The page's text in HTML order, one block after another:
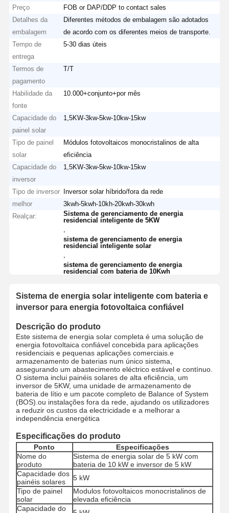
Preço
FOB or DAP/DDP to contact sales
Detalhes da
embalagem
Diferentes métodos de embalagem são adotados
de acordo com os diferentes meios de transporte.
Tempo de
entrega
5-30 dias úteis
Termos de
pagamento
T/T
Habilidade da
fonte
10.000+conjunto+por mês
Capacidade do
painel solar
1,5KW-3kw-5kw-10kw-15kw
Tipo de painel
solar
Módulos fotovoltaicos monocristalinos de alta
eficiência
Capacidade do
inversor
1,5KW-3kw-5kw-10kw-15kw
Tipo de inversor
Inversor solar híbrido/fora da rede
melhor
3kwh-5kwh-10kh-20kwh-30kwh
Realçar:
Sistema de gerenciamento de energia
residencial inteligente de 5KW
sistema de gerenciamento de energia
residencial inteligente solar
sistema de gerenciamento de energia
residencial com bateria de 10Kwh
Sistema de energia solar inteligente com bateria e
inversor para energia fotovoltaica confiável
Descrição do produto
Este sistema de energia solar completa é uma solução de
energia fotovoltaica confiável concebida para aplicações
residenciais e pequenas aplicações comerciais.e
armazenamento de baterias num único sistema,
assegurando um abastecimento eléctrico estável e contínuo.
O sistema inclui painéis solares de alta eficiência, um
inversor de 5KW, uma unidade de armazenamento de
bateria de lítio e um pacote completo de Balance of System
(BOS).ou instalações fora da rede, ajudando os utilizadores
a reduzir os custos da electricidade e a melhorar a
independência energética
Especificações do produto
Ponto
Especificações
Nome do
produto
Sistema de energia solar de 5 kW com
bateria de 10 kW e inversor de 5 kW
Capacidade dos
painéis solares
5 kW
Tipo de painel
solar
Modulos fotovoltaicos monocristalinos de
elevada eficiência
Capacidade do